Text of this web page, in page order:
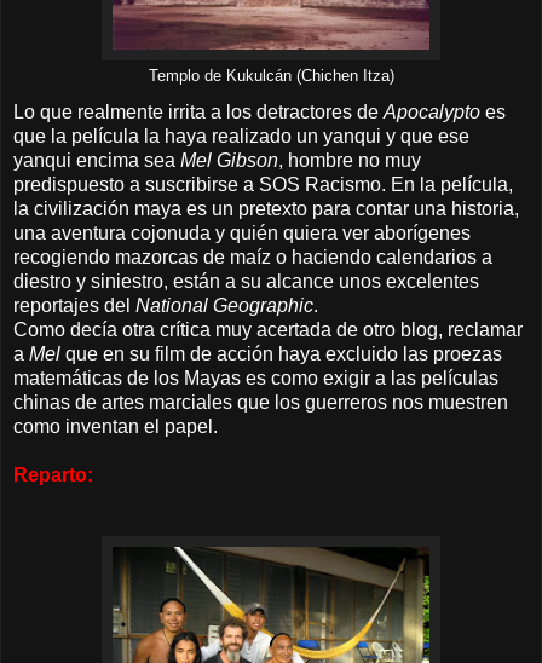
Templo de Kukulcán (Chichen Itza)
Lo que realmente irrita a los detractores de Apocalypto es
que la película la haya realizado un yanqui y que ese
yanqui encima sea Mel Gibson, hombre no muy
predispuesto a suscribirse a SOS Racismo. En la película,
la civilización maya es un pretexto para contar una historia,
una aventura cojonuda y quién quiera ver aborígenes
recogiendo mazorcas de maíz o haciendo calendarios a
diestro y siniestro, están a su alcance unos excelentes
reportajes del National Geographic.
Como decía otra crítica muy acertada de otro blog, reclamar
a Mel que en su film de acción haya excluido las proezas
matemáticas de los Mayas es como exigir a las películas
chinas de artes marciales que los guerreros nos muestren
como inventan el papel.
Reparto: